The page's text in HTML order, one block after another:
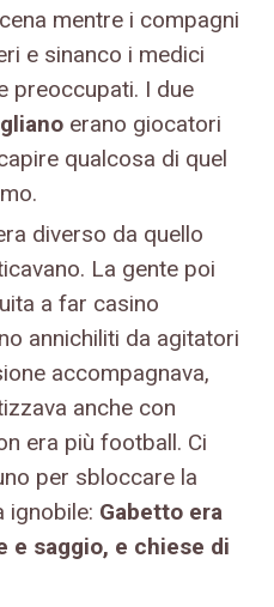
mentre i compagni
e sinanco i medici
preoccupati. I due
erano giocatori
qualcosa di quel
diverso da quello
La gente poi
a far casino
annichiliti da agitatori
accompagnava,
anche con
era più football. Ci
per sbloccare la
ignobile: Gabetto era
e saggio, e chiese di